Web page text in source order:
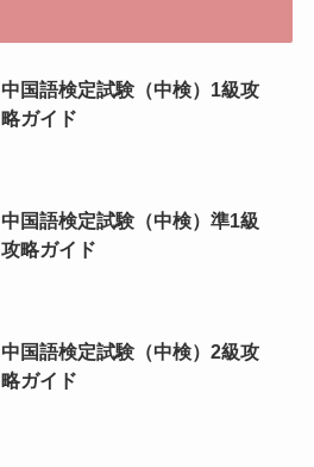
中国語検定試験（中検）1級攻
略ガイド
中国語検定試験（中検）準1級
攻略ガイド
中国語検定試験（中検）2級攻
略ガイド